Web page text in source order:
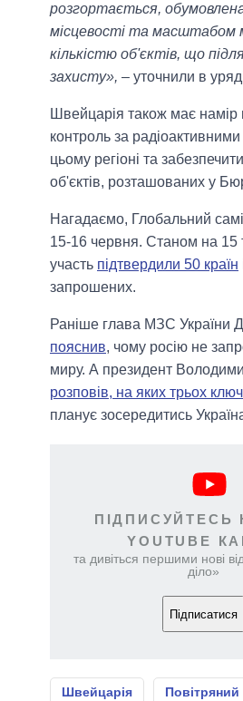
розгортається,
місцевості та масштабом
кількістю об'єктів, що
захисту», – уточнили в
Швейцарія також має намір
контроль за
цьому регіоні та
об'єктів, розташованих у
Нагадаємо, Глобальний
15-16 червня. Станом на 15
участь підтвердили 50 країн
запрошених.
Раніше глава МЗС України
пояснив, чому росію не
миру. А президент
розповів, на яких трьох
планує зосередитись
ПІДПИСУЙТЕСЬ
YOUTUBE
та дивіться першими нові
діло»
Підписатися
Швейцарія Повітряний